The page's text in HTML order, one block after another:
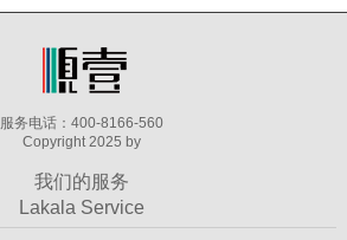
服务电话：400-8166-560
Copyright 2025 by
我们的服务
Lakala Service